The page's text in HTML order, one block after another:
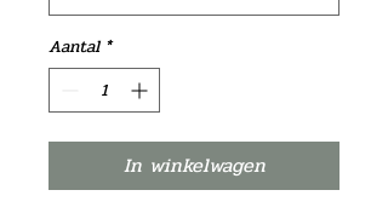
Aantal *
In winkelwagen